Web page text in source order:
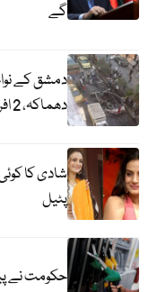
گے
دمشق کے
دھماکہ، 2 افراد جاں بحق، متعدد زخمی
شادی کا
پٹیل
حکومت نے